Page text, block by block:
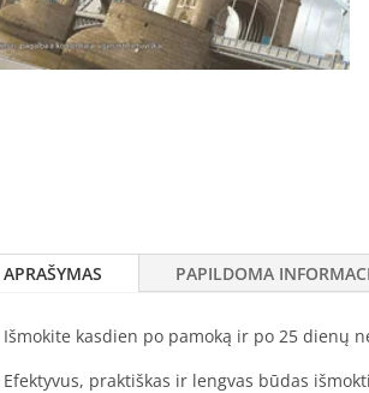
APRAŠYMAS PAPILDOMA
Išmokite kasdien po pamoką ir po 25 dienų
Efektyvus, praktiškas ir lengvas būdas